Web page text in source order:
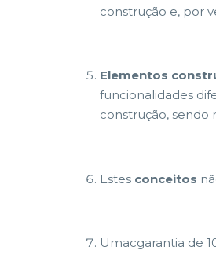
construção e, por
Elementos
funcionalidades
construção, sendo
Estes conceitos
Umacgarantia de